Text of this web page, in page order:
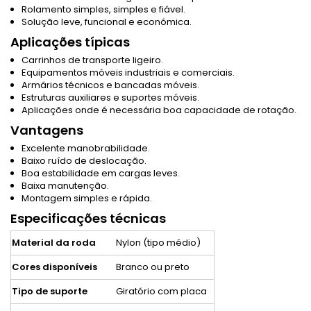
Rolamento simples, simples e fiável.
Solução leve, funcional e económica.
Aplicações típicas
Carrinhos de transporte ligeiro.
Equipamentos móveis industriais e comerciais.
Armários técnicos e bancadas móveis.
Estruturas auxiliares e suportes móveis.
Aplicações onde é necessária boa capacidade de rotação.
Vantagens
Excelente manobrabilidade.
Baixo ruído de deslocação.
Boa estabilidade em cargas leves.
Baixa manutenção.
Montagem simples e rápida.
Especificações técnicas
Material da roda
Nylon (tipo médio)
Cores disponíveis
Branco ou preto
Tipo de suporte
Giratório com placa